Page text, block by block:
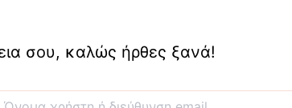
σου, καλώς ήρθες ξανά!